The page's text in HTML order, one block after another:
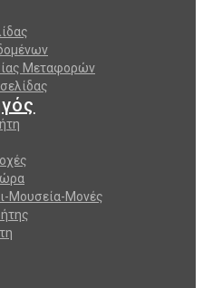
Μεταφορών
Μουσεία-Μονές